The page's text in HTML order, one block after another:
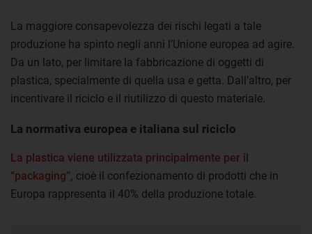
La maggiore consapevolezza dei rischi legati a tale
produzione ha spinto negli anni l’Unione europea ad agire.
Da un lato, per limitare la fabbricazione di oggetti di
plastica, specialmente di quella usa e getta. Dall’altro, per
incentivare il riciclo e il riutilizzo di questo materiale.
La normativa europea e italiana sul riciclo
La plastica viene utilizzata principalmente per il
“packaging”, cioè il confezionamento di prodotti che in
Europa rappresenta il 40% della produzione totale.